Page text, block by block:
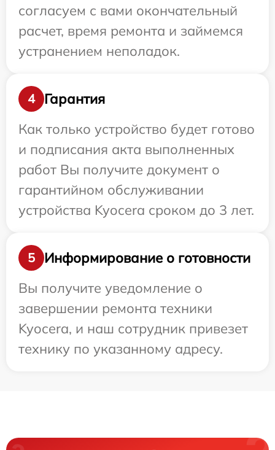
согласуем с вами окончательный
расчет, время ремонта и займемся
устранением неполадок.
4
Гарантия
Как только устройство будет готово
и подписания акта выполненных
работ Вы получите документ о
гарантийном обслуживании
устройства Kyocera сроком до 3 лет.
5
Информирование о готовности
Вы получите уведомление о
завершении ремонта техники
Kyocera, и наш сотрудник привезет
технику по указанному адресу.